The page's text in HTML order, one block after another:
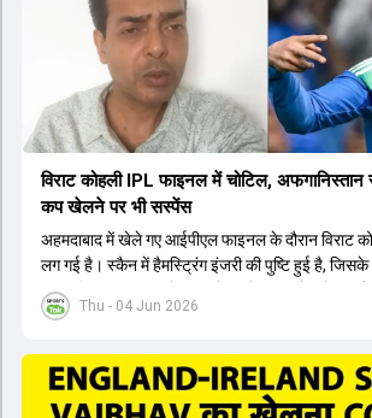
मौजूद ईशान किशन को भी नंबर तीन पर खिलाने का फैसला
Thu - 04 Jun 2026
विराट कोहली IPL फाइनल में चोटिल, अफगानिस्तान
कप खेलने पर भी सस्पेंस
अहमदाबाद में खेले गए आईपीएल फाइनल के दौरान विराट
लग गई है। स्कैन में हैमस्ट्रिंग इंजरी की पुष्टि हुई है, जिसके
अफगानिस्तान सीरीज से बाहर हो गए हैं। इस चोट से उबरने
12 हफ्ते का समय लग सकता है, और अगर सर्जरी की जरूरत
सेंटर ऑफ एक्सीलेंस जाएंगे। इस गंभीर चोट के कारण 14
इंग्लैंड दौरे और आगामी वर्ल्ड कप में उनके खेलने पर सस्पेंस